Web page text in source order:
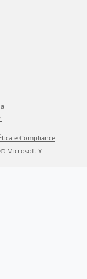
e Compliance
© Microsoft Y